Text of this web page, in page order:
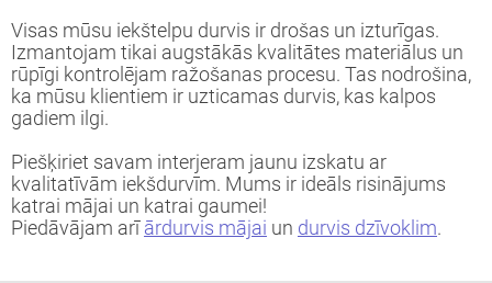
Visas mūsu iekštelpu durvis ir drošas un izturīgas.
Izmantojam tikai augstākās kvalitātes materiālus un
rūpīgi kontrolējam ražošanas procesu. Tas nodrošina,
ka mūsu klientiem ir uzticamas durvis, kas kalpos
gadiem ilgi.
Piešķiriet savam interjeram jaunu izskatu ar
kvalitatīvām iekšdurvīm. Mums ir ideāls risinājums
katrai mājai un katrai gaumei!
Piedāvājam arī ārdurvis mājai un durvis dzīvoklim.
izpildījuma durvis
durvis
durvis
durvis (durvis-grāmatiņa)